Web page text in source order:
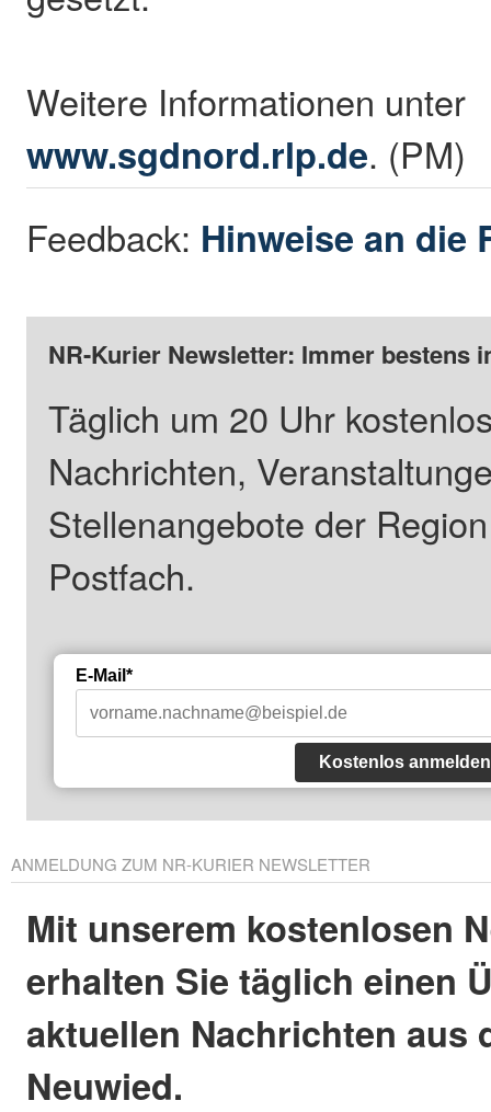
Weitere Informationen unter
www.sgdnord.rlp.de. (PM)
Feedback: Hinweise an die
NR-Kurier Newsletter: Immer bestens
Täglich um 20 Uhr
Nachrichten,
Stellenangebote der
Postfach.
E-Mail*
Kostenlos anmelden
ANMELDUNG ZUM NR-KURIER NEWSLETTER
Mit unserem kostenlosen
erhalten Sie täglich einen
aktuellen Nachrichten aus
Neuwied.